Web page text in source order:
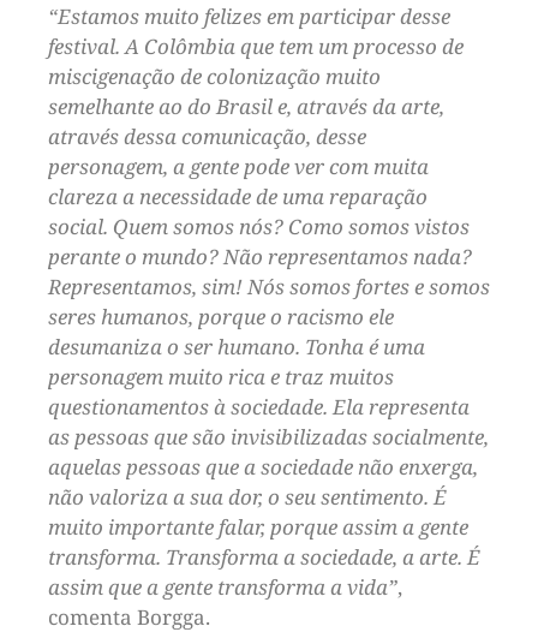
“Estamos muito felizes em participar desse
festival. A Colômbia que tem um processo de
miscigenação de colonização muito
semelhante ao do Brasil e, através da arte,
através dessa comunicação, desse
personagem, a gente pode ver com muita
clareza a necessidade de uma reparação
social. Quem somos nós? Como somos vistos
perante o mundo? Não representamos nada?
Representamos, sim! Nós somos fortes e somos
seres humanos, porque o racismo ele
desumaniza o ser humano. Tonha é uma
personagem muito rica e traz muitos
questionamentos à sociedade. Ela representa
as pessoas que são invisibilizadas socialmente,
aquelas pessoas que a sociedade não enxerga,
não valoriza a sua dor, o seu sentimento. É
muito importante falar, porque assim a gente
transforma. Transforma a sociedade, a arte. É
assim que a gente transforma a vida”,
comenta Borgga.